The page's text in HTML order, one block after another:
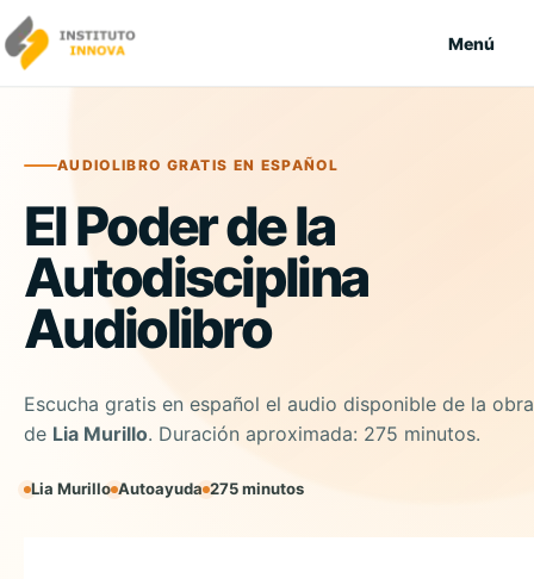
Saltar al contenido
Menú
AUDIOLIBRO GRATIS EN ESPAÑOL
El Poder de la
Autodisciplina
Audiolibro
Escucha gratis en español el audio disponible de la obra
de Lia Murillo. Duración aproximada: 275 minutos.
Lia Murillo Autoayuda 275 minutos